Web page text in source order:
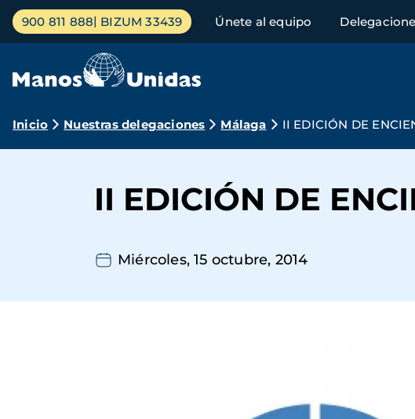
Pasar
contenido
Menú
principal
900 811 888 BIZUM 33439 Únete al equipo
Ruta
navegación
Inicio Nuestras delegaciones Málaga II EDICIÓN DE
II EDICIÓN DE
Miércoles, 15 octubre, 2014